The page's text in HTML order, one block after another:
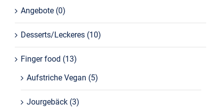
Angebote (0)
Desserts/Leckeres (10)
Finger food (13)
Aufstriche Vegan (5)
Jourgebäck (3)